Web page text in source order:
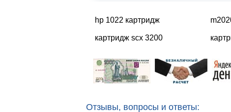
hp 1022 картридж
картридж scx 3200
Отзывы, вопросы и ответы: